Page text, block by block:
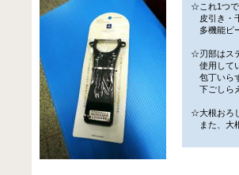
☆これ1つで
皮引き・
多機能ピ
☆刃部はス
使用して
包丁いら
下ごしら
☆大根おろ
また、大